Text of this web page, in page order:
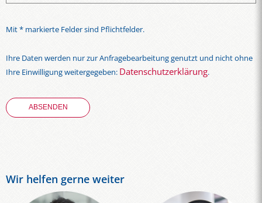
Mit * markierte Felder sind Pflichtfelder.
Ihre Daten werden nur zur Anfragebearbeitung genutzt und nicht ohne
Ihre Einwilligung weitergegeben: Datenschutzerklärung.
Wir helfen gerne weiter